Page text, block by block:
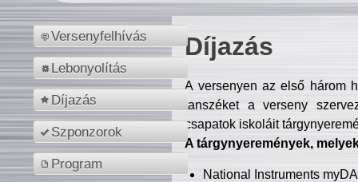
Versenyfelhívás
Lebonyolítás
Díjazás
Szponzorok
Program
Díjazás
A versenyen az első három
tanszéket a verseny
csapatok iskoláit
A tárgynyeremények,
National Instruments